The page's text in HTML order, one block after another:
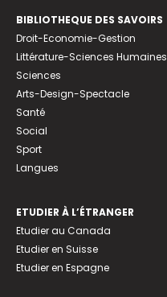
BIBLIOTHEQUE DES SAVOIRS
Droit-Economie-Gestion
Littérature-Sciences Humaines
Sciences
Arts-Design-Spectacle
Santé
Social
Sport
Langues
ETUDIER À L’ÉTRANGER
Etudier au Canada
Etudier en Suisse
Etudier en Espagne